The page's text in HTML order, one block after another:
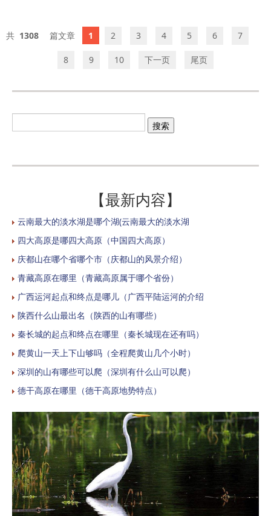
1308 1 2 3 4 5 6 7
8 9 10 下一页 尾页
【最新内容】
云南最大的淡水湖是哪个湖(云南最大的淡水湖
四大高原是哪四大高原（中国四大高原）
庆都山在哪个省哪个市（庆都山的风景介绍）
青藏高原在哪里（青藏高原属于哪个省份）
广西运河起点和终点是哪儿（广西平陆运河的介绍
陕西什么山最出名（陕西的山有哪些）
秦长城的起点和终点在哪里（秦长城现在还有吗）
爬黄山一天上下山够吗（全程爬黄山几个小时）
深圳的山有哪些可以爬（深圳有什么山可以爬）
德干高原在哪里（德干高原地势特点）